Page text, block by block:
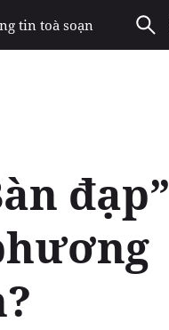
tin toà soạn
đạp”